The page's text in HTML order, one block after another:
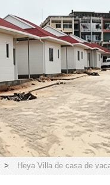
> Heya Villa de casa de